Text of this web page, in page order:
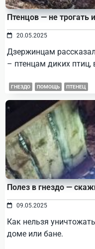
Птенцов — не трогать
20.05.2025
Дзержинцам
– птенцам диких
ГНЕЗДО ПОМОЩЬ ПТЕНЕЦ
Полез в гнездо —
09.05.2025
Как нельзя
доме или бане.